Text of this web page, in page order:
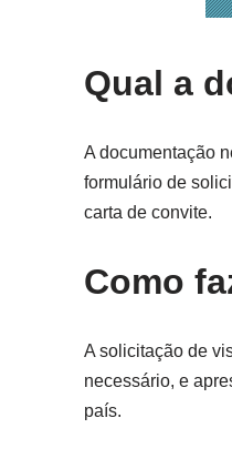
Qual a
A documentação
formulário de
carta de convite.
Como
A solicitação de
necessário, e
país.